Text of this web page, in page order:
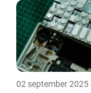
02 september 2025